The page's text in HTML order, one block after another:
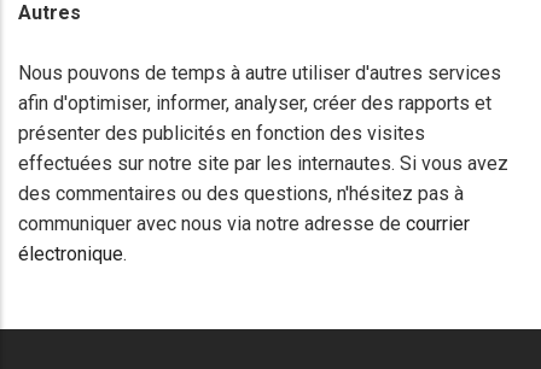
Autres
Nous pouvons de temps à autre utiliser d'autres services
afin d'optimiser, informer, analyser, créer des rapports et
présenter des publicités en fonction des visites
effectuées sur notre site par les internautes. Si vous avez
des commentaires ou des questions, n'hésitez pas à
communiquer avec nous via notre adresse de courrier
électronique.